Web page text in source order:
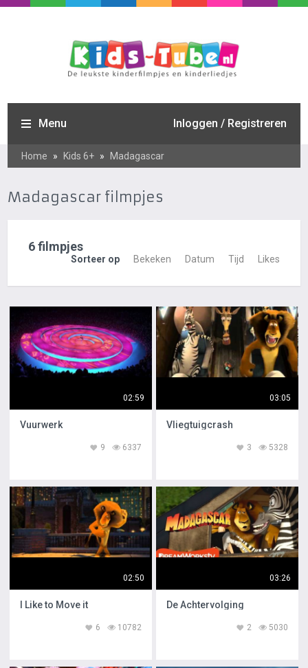
Menu Inloggen / Registreren
Home » Kids 6+ » Madagascar
Madagascar filmpjes
6 filmpjes
Sorteer op Bekeken Datum Tijd Likes
02:59
Vuurwerk
6337
9
03:05
Vliegtuigcrash
5328
3
02:50
I Like to Move it
10782
6
03:26
De Achtervolging
5030
2